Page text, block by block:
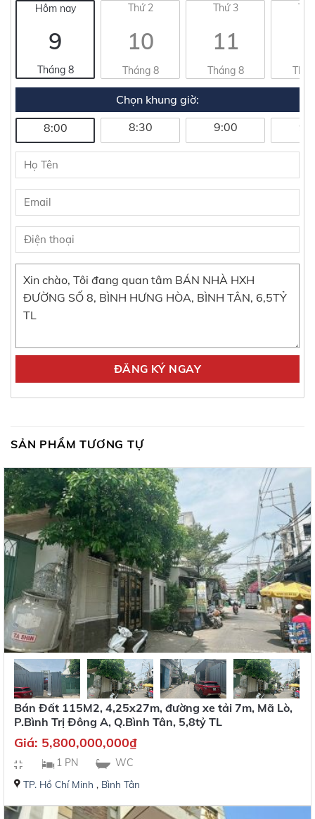
Hôm nay
9
Tháng 8
Thứ 2
10
Tháng 8
Thứ 3
11
Tháng 8
Chọn khung giờ:
8:00
8:30 9:00
SẢN PHẨM TƯƠNG TỰ
Bán Đất 115M2, 4,25x27m, đường xe tải 7m, Mã Lò,
P.Bình Trị Đông A, Q.Bình Tân, 5,8tỷ TL
Giá: 5,800,000,000₫
1 PN WC
TP. Hồ Chí Minh , Bình Tân